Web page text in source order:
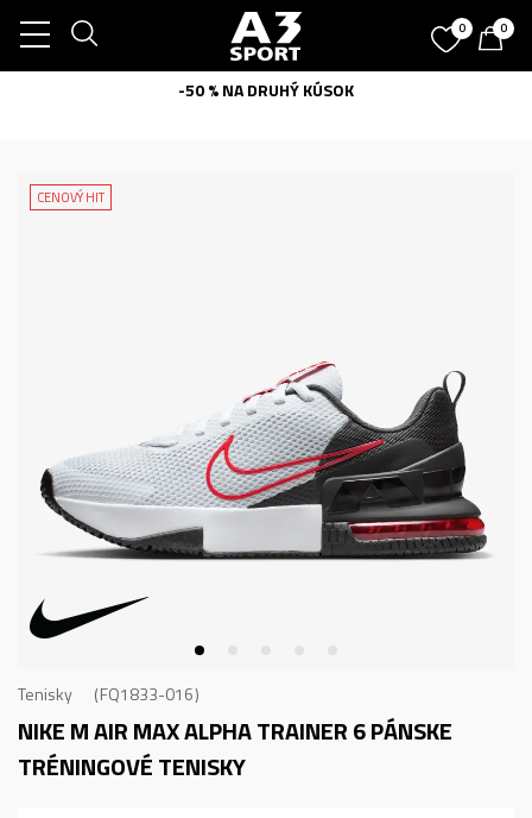
0 0
-50 % NA DRUHÝ KÚSOK
CENOVÝ HIT
Tenisky FQ1833-016
NIKE M AIR MAX ALPHA TRAINER 6PÁNSKE
TRÉNINGOVÉ TENISKY